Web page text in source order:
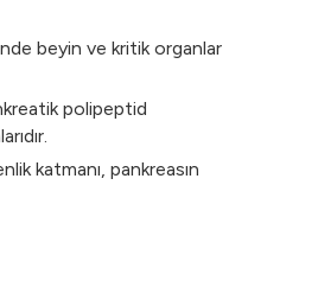
beyin ve kritik organlar
polipeptid
katmanı, pankreasın